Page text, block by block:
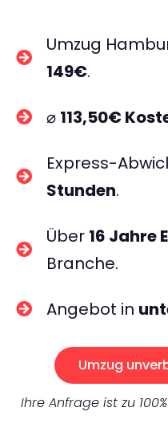
Umzug
149€.
⌀ 113,50€
Express-
Stunden.
Über 16 Jahre
Branche.
Angebot in
Umzug
Ihre Anfrage ist zu